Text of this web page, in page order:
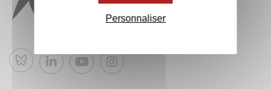
Bluesky
Personnaliser